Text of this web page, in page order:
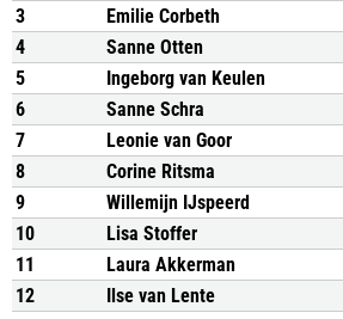
3
Emilie Corbeth
4
Sanne Otten
5
Ingeborg van Keulen
6
Sanne Schra
7
Leonie van Goor
8
Corine Ritsma
9
Willemijn IJspeerd
10
Lisa Stoffer
11
Laura Akkerman
12
Ilse van Lente